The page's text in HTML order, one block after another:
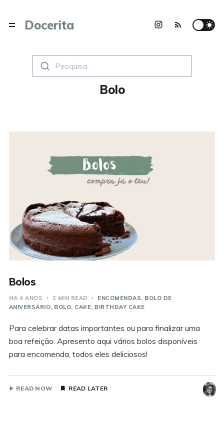
Docerita
Pesquisa
Bolo
Bolos
HÁ 4 ANOS 2 MIN READ ENCOMENDAS
BOLO DE
ANIVERSÁRIO BOLO CAKE BIRTHDAY CAKE
Para celebrar datas importantes ou para finalizar uma
boa refeição. Apresento aqui vários bolos disponíveis
para encomenda, todos eles deliciosos!
READ NOW READ LATER